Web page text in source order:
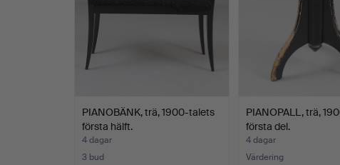
U3,
Japan
PIANOBÄNK, trä, 1900-talets
första hälft.
4 dagar
3 bud
PIANOPALL, trä,
första del.
4 dagar
Värdering